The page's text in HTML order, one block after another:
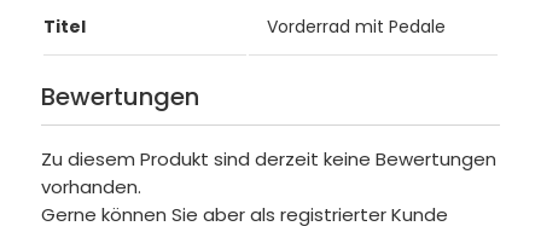
Titel Vorderrad mit Pedale
Bewertungen
Zu diesem Produkt sind derzeit keine Bewertungen
vorhanden.
Gerne können Sie aber als registrierter Kunde